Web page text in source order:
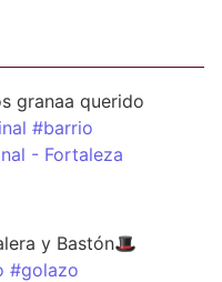
granaa querido
#barrio
- Fortaleza
y Bastón🎩
#golazo